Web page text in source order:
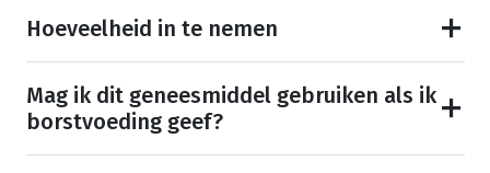
Hoeveelheid in te nemen
Mag ik dit geneesmiddel gebruiken als ik
borstvoeding geef?